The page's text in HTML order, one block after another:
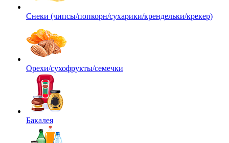
Снеки (чипсы/попкорн/сухарики/крендельки/крекер)
Орехи/сухофрукты/семечки
Бакалея